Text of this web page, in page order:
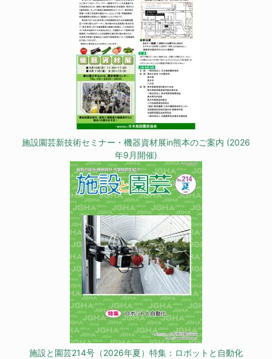
施設園芸新技術セミナー・機器資材展in熊本のご案内 (2026
年9月開催)
施設と園芸214号（2026年夏）特集：ロボットと自動化